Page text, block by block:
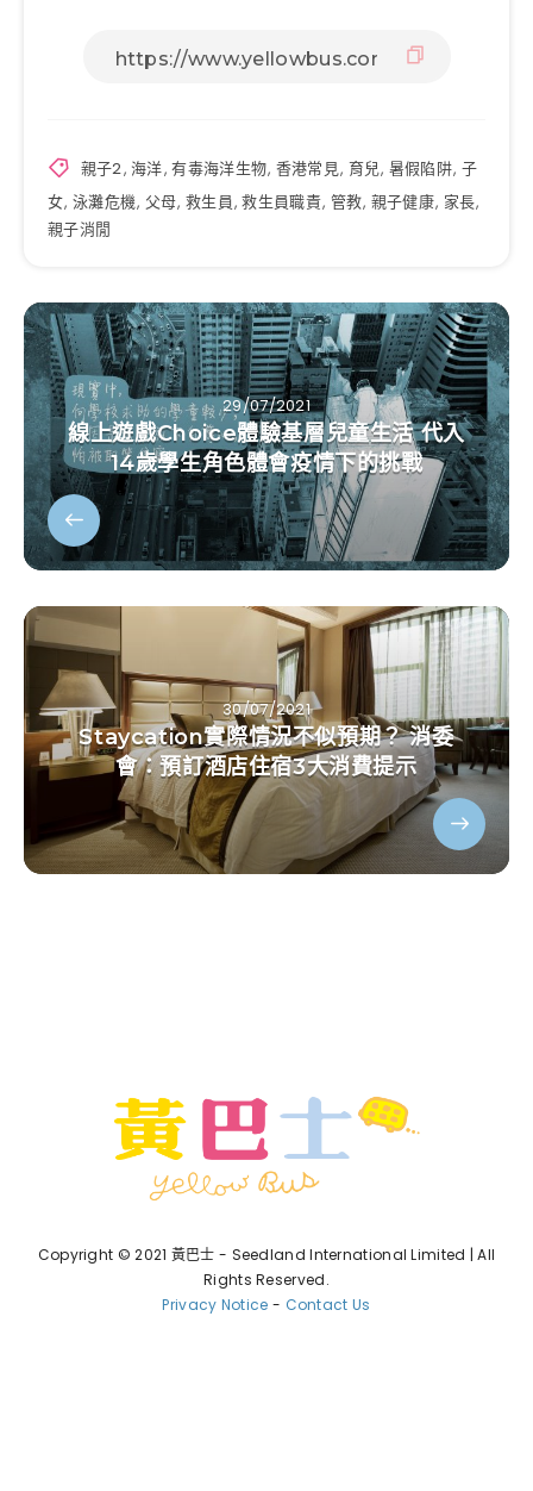
親子2, 海洋,有毒海洋生物, 香港常見, 育兒, 暑假陷阱, 子
女, 泳灘危機, 父母, 救生員,救生員職責, 管教, 親子健康, 家長,
親子消閒
29/07/2021
線上遊戲Choice體驗基層兒童生活 代入
14歲學生角色體會疫情下的挑戰
30/07/2021
Staycation實際情況不似預期？ 消委
會：預訂酒店住宿3大消費提示
Copyright © 2021 黃巴士 - Seedland International Limited | All
Rights Reserved.
Privacy Notice - Contact Us